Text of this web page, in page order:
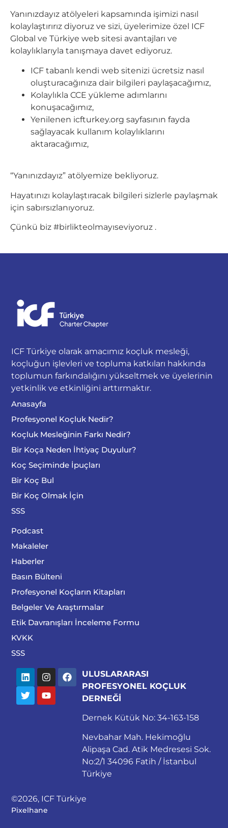
Yanınızdayız atölyeleri kapsamında işimizi nasıl
kolaylaştırırız diyoruz ve sizi, üyelerimize özel ICF
Global ve Türkiye web sitesi avantajları ve
kolaylıklarıyla tanışmaya davet ediyoruz.
ICF tabanlı kendi web sitenizi ücretsiz nasıl
oluşturacağınıza dair bilgileri paylaşacağımız,
Kolaylıkla CCE yükleme adımlarını
konuşacağımız,
Yenilenen icfturkey.org sayfasının fayda
sağlayacak kullanım kolaylıklarını
aktaracağımız,
“Yanınızdayız” atölyemize bekliyoruz.
Hayatınızı kolaylaştıracak bilgileri sizlerle paylaşmak
için sabırsızlanıyoruz.
Çünkü biz #birlikteolmayıseviyoruz .
ICF Türkiye olarak amacımız koçluk mesleği,
koçluğun işlevleri ve topluma katkıları hakkında
toplumun farkındalığını yükseltmek ve üyelerinin
yetkinlik ve etkinliğini arttırmaktır.
Anasayfa
Profesyonel Koçluk Nedir?
Koçluk Mesleğinin Farkı Nedir?
Bir Koça Neden İhtiyaç Duyulur?
Koç Seçiminde İpuçları
Bir Koç Bul
Bir Koç Olmak İçin
SSS
Podcast
Makaleler
Haberler
Basın Bülteni
Profesyonel Koçların Kitapları
Belgeler Ve Araştırmalar
Etik Davranışları İnceleme Formu
KVKK
SSS
ULUSLARARASI
PROFESYONEL KOÇLUK
DERNEĞİ
Dernek Kütük No: 34-163-158
Nevbahar Mah. Hekimoğlu
Alipaşa Cad. Atik Medresesi Sok.
No:2/1 34096 Fatih / İstanbul
Türkiye
©2026, ICF Türkiye
Pixelhane